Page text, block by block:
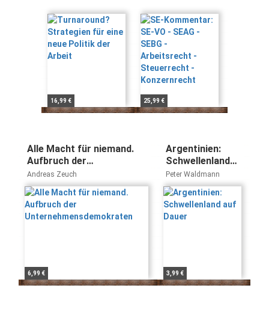
der Arbeit
16,99 €
Arbeitsrecht -
Steuerrecht -
Konzernrecht
25,99 €
Alle Macht für niemand.
Aufbruch der
Unternehmensdemokraten
Andreas Zeuch
6,99 €
Argentinien:
Schwellenland
auf Dauer
Peter Waldmann
3,99 €